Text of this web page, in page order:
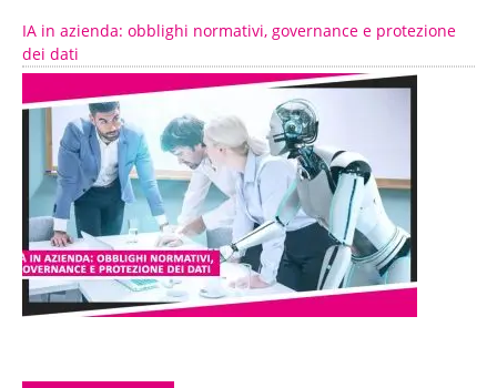
IA in azienda: obblighi normativi, governance e protezione
dei dati